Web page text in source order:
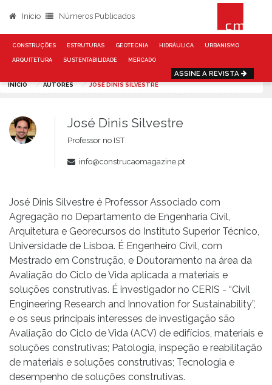
Início Números Publicados
CONSTRUÇÕES ESTRUTURAS GEOTECNIA HIDRÁULICA URBANISMO
ARQUITETURA SUSTENTABILIDADE MERCADO
ASSINE A REVISTA
INÍCIO AUTORES JOSÉ DINIS SILVESTRE
José Dinis Silvestre
Professor no IST
info@construcaomagazine.pt
José Dinis Silvestre é Professor Associado com
Agregação no Departamento de Engenharia Civil,
Arquitetura e Georecursos do Instituto Superior Técnico,
Universidade de Lisboa. É Engenheiro Civil, com
Mestrado em Construção, e Doutoramento na área da
Avaliação do Ciclo de Vida aplicada a materiais e
soluções construtivas. É investigador no CERIS - “Civil
Engineering Research and Innovation for Sustainability”,
e os seus principais interesses de investigação são
Avaliação do Ciclo de Vida (ACV) de edifícios, materiais e
soluções construtivas; Patologia, inspeção e reabilitação
de materiais e soluções construtivas; Tecnologia e
desempenho de soluções construtivas.